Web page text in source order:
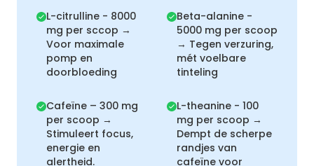
L-citrulline - 8000
mg per sccop →
Voor maximale
pomp en
doorbloeding
Beta-alanine -
5000 mg per scoop
→ Tegen verzuring,
mét voelbare
tinteling
Cafeïne – 300 mg
per scoop →
Stimuleert focus,
energie en
alertheid.
L-theanine - 100
mg per scoop →
Dempt de scherpe
randjes van
cafeïne voor